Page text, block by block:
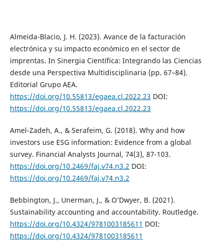
Almeida-Blacio, J. H. (2023). Avance de la facturación
electrónica y su impacto económico en el sector de
imprentas. In Sinergia Científica: Integrando las Ciencias
desde una Perspectiva Multidisciplinaria (pp. 67–84).
Editorial Grupo AEA.
https://doi.org/10.55813/egaea.cl.2022.23 DOI:
https://doi.org/10.55813/egaea.cl.2022.23
Amel-Zadeh, A., & Serafeim, G. (2018). Why and how
investors use ESG information: Evidence from a global
survey. Financial Analysts Journal, 74(3), 87-103.
https://doi.org/10.2469/faj.v74.n3.2 DOI:
https://doi.org/10.2469/faj.v74.n3.2
Bebbington, J., Unerman, J., & O’Dwyer, B. (2021).
Sustainability accounting and accountability. Routledge.
https://doi.org/10.4324/9781003185611 DOI:
https://doi.org/10.4324/9781003185611